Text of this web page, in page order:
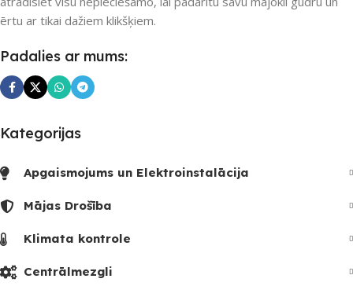
ērtu ar tikai dažiem klikšķiem.
Padalies ar mums:
Kategorijas
Apgaismojums un Elektroinstalācija
Mājas Drošība
Klimata kontrole
Centrālmezgli